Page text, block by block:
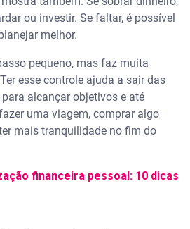
ou investir. Se faltar, é possível
melhor.
pequeno, mas faz muita
esse controle ajuda a sair das
alcançar objetivos e até
uma viagem, comprar algo
mais tranquilidade no fim do
financeira pessoal: 10 dicas